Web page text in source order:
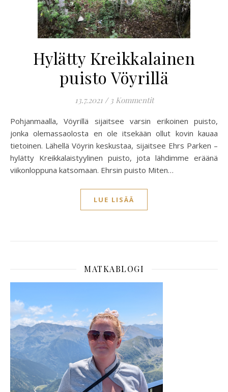
Hylätty Kreikkalainen
puisto Vöyrillä
13.7.2021 / 3 Kommentit
Pohjanmaalla, Vöyrillä sijaitsee varsin erikoinen puisto,
jonka olemassaolosta en ole itsekään ollut kovin kauaa
tietoinen. Lähellä Vöyrin keskustaa, sijaitsee Ehrs Parken –
hylätty Kreikkalaistyylinen puisto, jota lähdimme eräänä
viikonloppuna katsomaan. Ehrsin puisto Miten…
LUE LISÄÄ
MATKABLOGI